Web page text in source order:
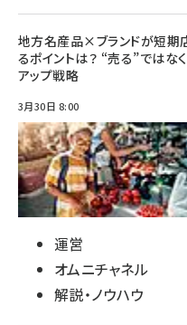
地方名産品×ブランドが短期
るポイントは？ “売る”ではな
アップ戦略
3月30日 8:00
運営
オムニチャネル
解説・ノウハウ